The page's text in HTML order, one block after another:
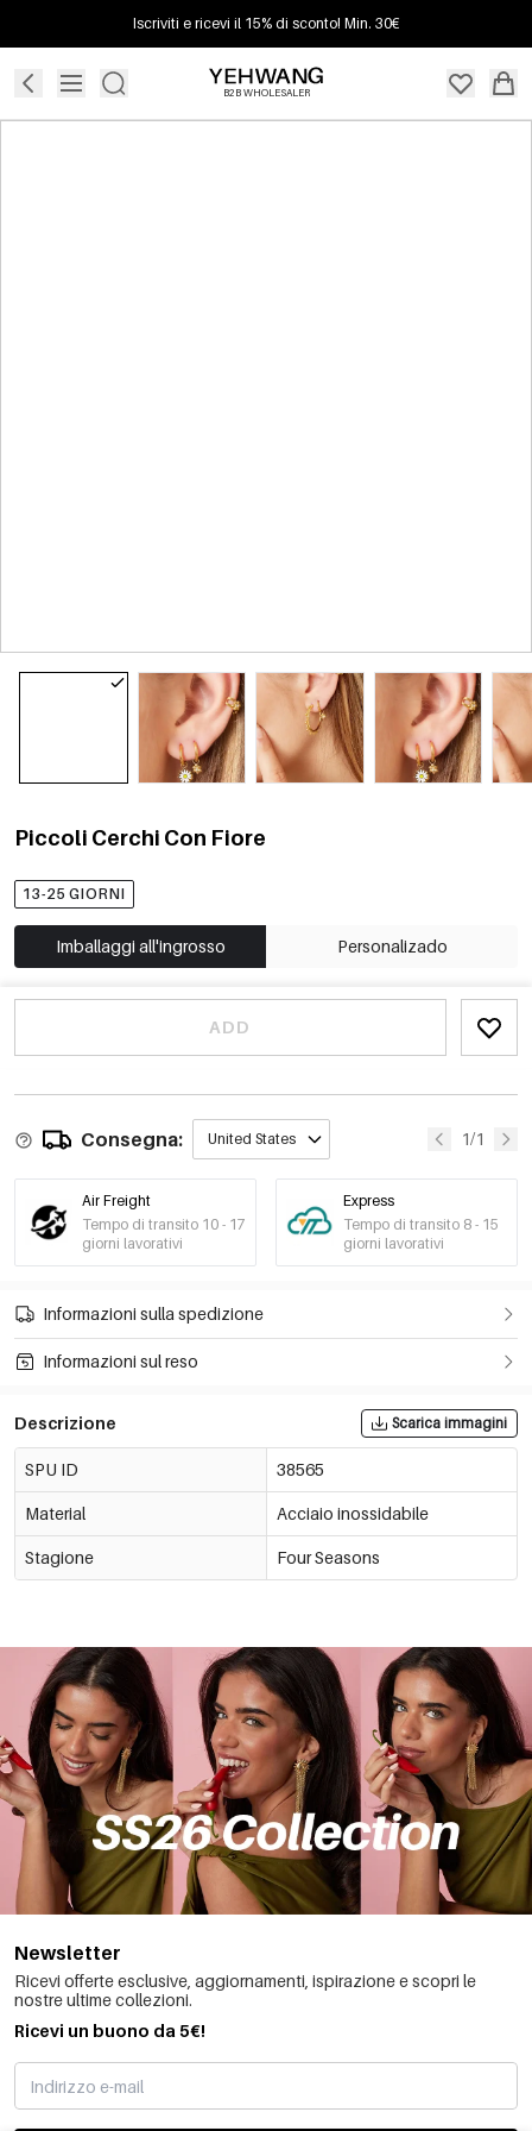
Iscriviti e ricevi il 15% di sconto! Min. 30€
B2B WHOLESALER
Piccoli Cerchi Con Fiore
13-25 GIORNI
Imballaggi all'ingrosso Personalizado
ADD
Consegna: United States 1/1
Air Freight
Tempo di transito 10 - 17
giorni lavorativi
Express
Tempo di transito 8 - 15
giorni lavorativi
Informazioni sulla spedizione
Informazioni sul reso
Descrizione Scarica immagini
SPU ID 38565
Material Acciaio inossidabile
Stagione Four Seasons
Newsletter
Ricevi offerte esclusive, aggiornamenti, ispirazione e scopri le
nostre ultime collezioni.
Ricevi un buono da 5€!